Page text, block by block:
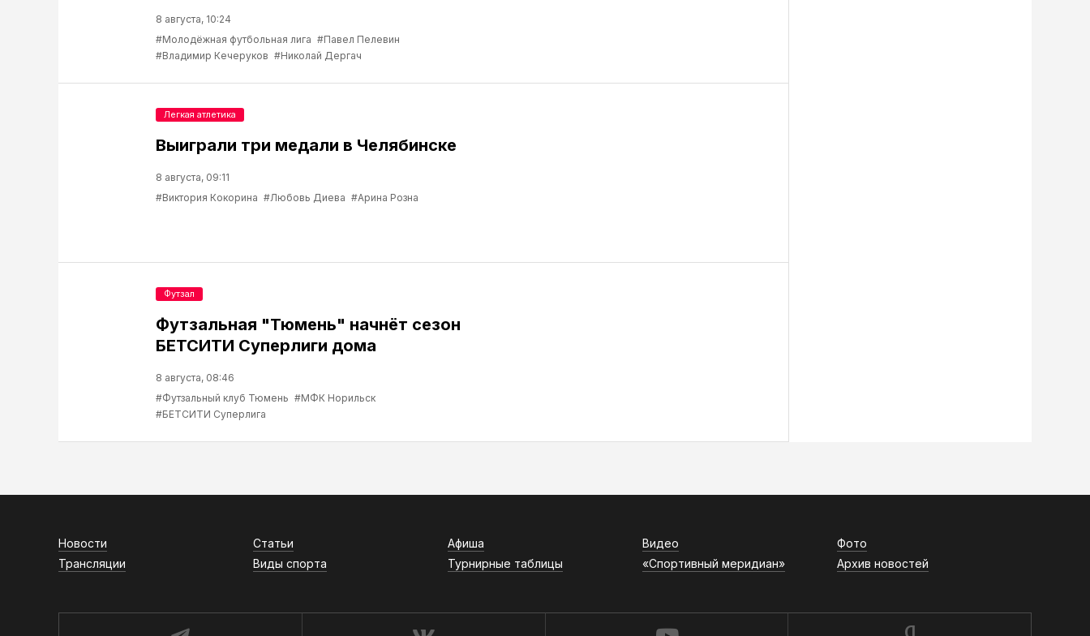
8 августа, 10:24
#Молодёжная футбольная лига #Павел Пелевин
#Владимир Кечеруков #Николай Дергач
Выиграли три медали в Челябинске
8 августа, 09:11
#Виктория Кокорина #Любовь Диева #Арина Розна
Легкая атлетика
Футзальная "Тюмень" начнёт сезон
БЕТСИТИ Суперлиги дома
8 августа, 08:46
#Футзальный клуб Тюмень #МФК Норильск
#БЕТСИТИ Суперлига
Футзал
Новости Статьи Афиша Видео
Фото
Трансляции
Виды спорта Турнирные таблицы «Спортивный меридиан» Архив новостей